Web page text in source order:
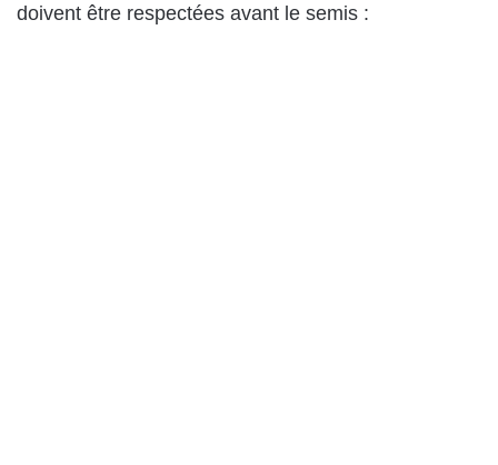
doivent être respectées avant le semis :